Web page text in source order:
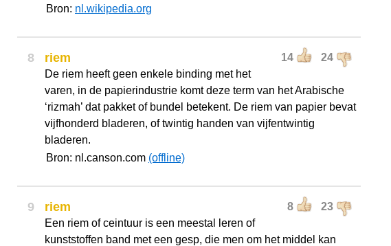
Bron: nl.wikipedia.org
8 14 24
riem
De riem heeft geen enkele binding met het
varen, in de papierindustrie komt deze term van het Arabische
‘rizmah’ dat pakket of bundel betekent. De riem van papier bevat
vijfhonderd bladeren, of twintig handen van vijfentwintig
bladeren.
Bron: nl.canson.com (offline)
9 8 23
riem
Een riem of ceintuur is een meestal leren of
kunststoffen band met een gesp, die men om het middel kan